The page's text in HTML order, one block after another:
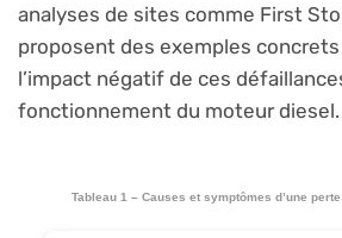
analyses de sites comme First
proposent des exemples
l’impact négatif de ces
fonctionnement du moteur diesel.
Tableau 1 – Causes et symptômes d’une